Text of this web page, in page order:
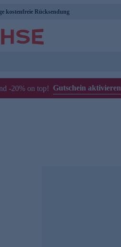
kostenfreie Rücksendung
-20% on top! Gutschein aktivieren